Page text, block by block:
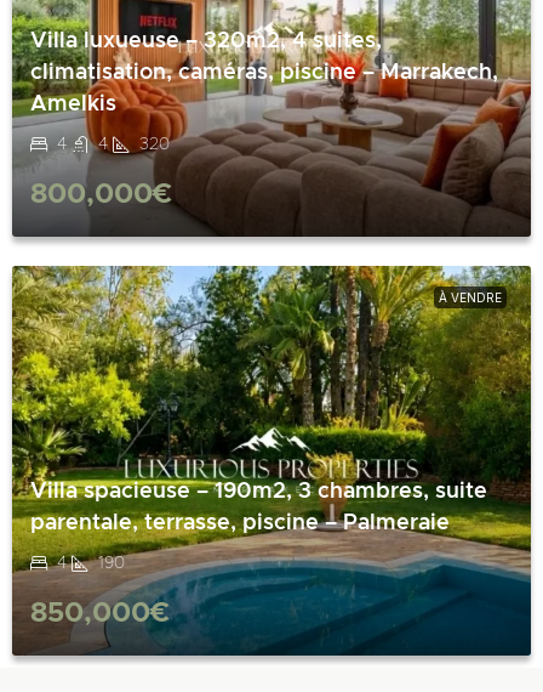
Villa luxueuse – 320m2, 4 suites,
climatisation, caméras, piscine – Marrakech,
Amelkis
4 4 320
800,000€
À VENDRE
Villa spacieuse – 190m2, 3 chambres, suite
parentale, terrasse, piscine – Palmeraie
4 190
850,000€